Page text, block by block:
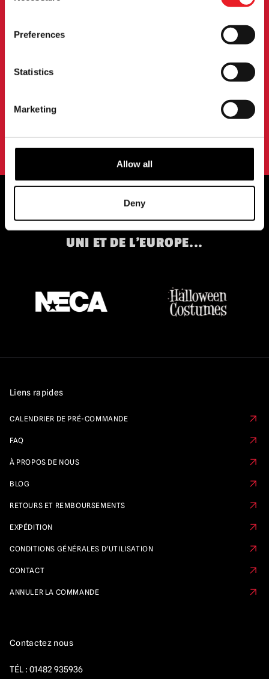
Preferences
Statistics
Marketing
Allow all
Deny
conditions d'utilisation.politique de confidentialité.
STOCKISTES OFFICIELS DU ROYAUME-
UNI ET DE L'EUROPE...
Liens rapides
CALENDRIER DE PRÉ-COMMANDE
FAQ
À PROPOS DE NOUS
BLOG
RETOURS ET REMBOURSEMENTS
EXPÉDITION
CONDITIONS GÉNÉRALES D'UTILISATION
CONTACT
ANNULER LA COMMANDE
Contactez nous
TÉL : 01482 935936